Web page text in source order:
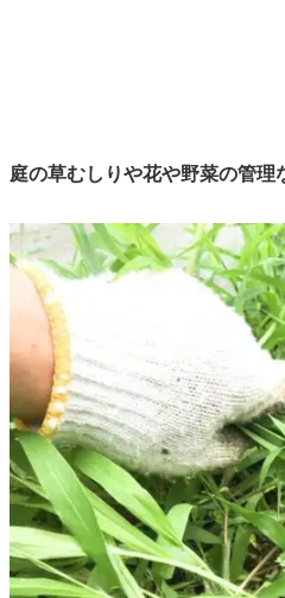
庭の草むしりや花や野菜の管理